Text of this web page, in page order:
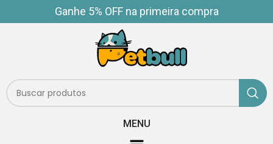
Ganhe 5% OFF na primeira compra
MENU